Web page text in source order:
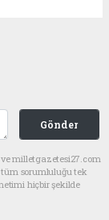
Gönder
milletgazetesi27.com
tüm sorumluluğu tek
hiçbir şekilde